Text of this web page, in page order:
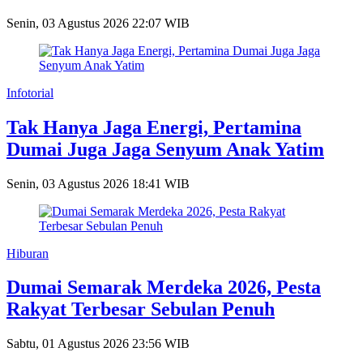
Senin, 03 Agustus 2026 22:07 WIB
Infotorial
Tak Hanya Jaga Energi, Pertamina
Dumai Juga Jaga Senyum Anak Yatim
Senin, 03 Agustus 2026 18:41 WIB
Hiburan
Dumai Semarak Merdeka 2026, Pesta
Rakyat Terbesar Sebulan Penuh
Sabtu, 01 Agustus 2026 23:56 WIB